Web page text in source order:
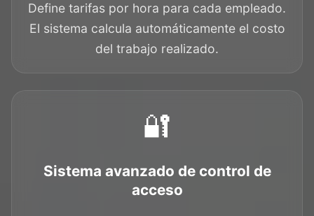
Define tarifas por hora para cada empleado.
El sistema calcula automáticamente el costo
del trabajo realizado.
🔐
Sistema avanzado de control de
acceso